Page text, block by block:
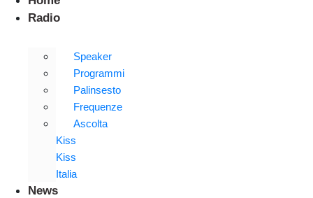
Radio
Speaker
Programmi
Palinsesto
Frequenze
Ascolta
Kiss
Kiss
Italia
News